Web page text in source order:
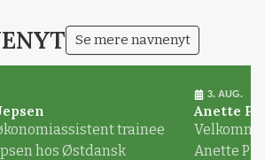
Se mere navnenyt
trainee
hos Østdansk
3. AUG.
Anette
Anette